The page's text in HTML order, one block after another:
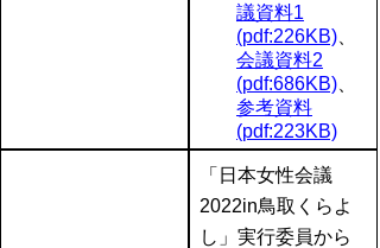
議資料1
(pdf:226KB)、
会議資料2
(pdf:686KB)、
参考資料
(pdf:223KB)
「日本女性会議
2022in鳥取くらよ
し」実行委員から